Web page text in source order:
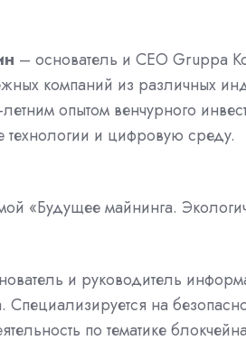
– основатель и CEO Gruppa
компаний из различных
опытом венчурного
технологии и цифровую среду.
«Будущее майнинга.
и руководитель
на
по тематике